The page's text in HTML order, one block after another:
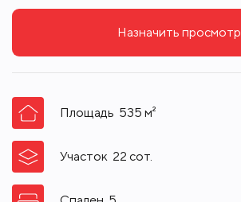
Назначить просмотр
Площадь 535 м²
Участок 22 сот.